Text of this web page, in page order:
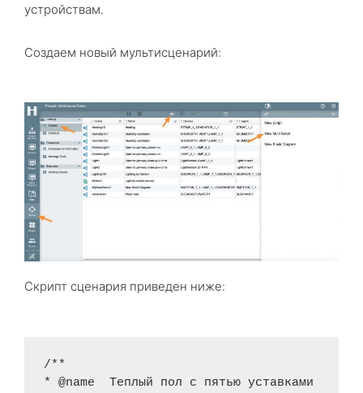
устройствам.
Создаем новый мультисценарий:
Скрипт сценария приведен ниже:
/**
* @name  Теплый пол с пятью уставками